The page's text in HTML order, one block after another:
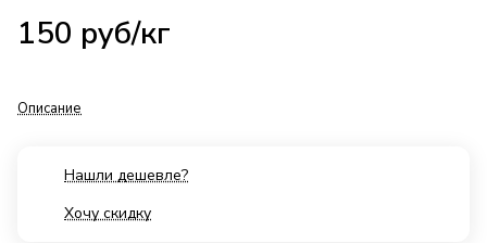
150 руб/кг
Описание
Нашли дешевле?
Хочу скидку